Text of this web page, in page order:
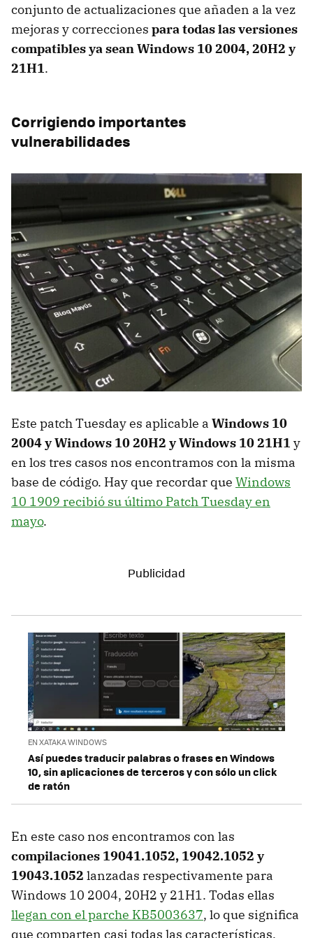
conjunto de actualizaciones que añaden a la vez
mejoras y correcciones para todas las versiones
compatibles ya sean Windows 10 2004, 20H2 y
21H1.
Corrigiendo importantes
vulnerabilidades
Este patch Tuesday es aplicable a Windows 10
2004 y Windows 10 20H2 y Windows 10 21H1 y
en los tres casos nos encontramos con la misma
base de código. Hay que recordar que Windows
10 1909 recibió su último Patch Tuesday en
mayo.
EN XATAKA WINDOWS
Así puedes traducir palabras o frases en Windows
10, sin aplicaciones de terceros y con sólo un click
de ratón
En este caso nos encontramos con las
compilaciones 19041.1052, 19042.1052 y
19043.1052 lanzadas respectivamente para
Windows 10 2004, 20H2 y 21H1. Todas ellas
llegan con el parche KB5003637, lo que significa
que comparten casi todas las características.